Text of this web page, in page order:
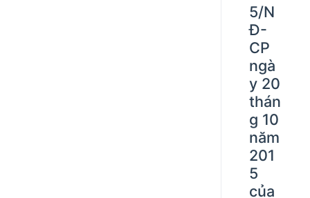
5/N
Đ-
CP
ngà
y 20
thán
g 10
năm
201
5
của